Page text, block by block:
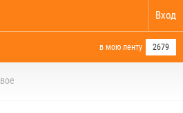
Вход
в мою ленту 2679